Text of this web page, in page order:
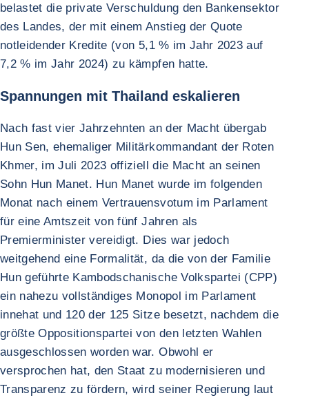
belastet die private Verschuldung den Bankensektor
des Landes, der mit einem Anstieg der Quote
notleidender Kredite (von 5,1 % im Jahr 2023 auf
7,2 % im Jahr 2024) zu kämpfen hatte.
Spannungen mit Thailand eskalieren
Nach fast vier Jahrzehnten an der Macht übergab
Hun Sen, ehemaliger Militärkommandant der Roten
Khmer, im Juli 2023 offiziell die Macht an seinen
Sohn Hun Manet. Hun Manet wurde im folgenden
Monat nach einem Vertrauensvotum im Parlament
für eine Amtszeit von fünf Jahren als
Premierminister vereidigt. Dies war jedoch
weitgehend eine Formalität, da die von der Familie
Hun geführte Kambodschanische Volkspartei (CPP)
ein nahezu vollständiges Monopol im Parlament
innehat und 120 der 125 Sitze besetzt, nachdem die
größte Oppositionspartei von den letzten Wahlen
ausgeschlossen worden war. Obwohl er
versprochen hat, den Staat zu modernisieren und
Transparenz zu fördern, wird seiner Regierung laut